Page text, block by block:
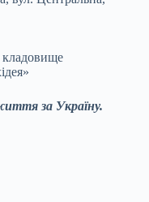
кладовище
за Україну.